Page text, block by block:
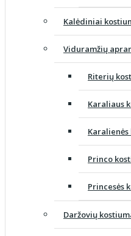
Kalėdiniai
Viduramžių
Riterių
Karaliaus
Princo
Princesės
Daržovių